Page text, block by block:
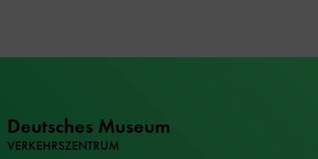
Deutsches Museum
VERKEHRSZENTRUM